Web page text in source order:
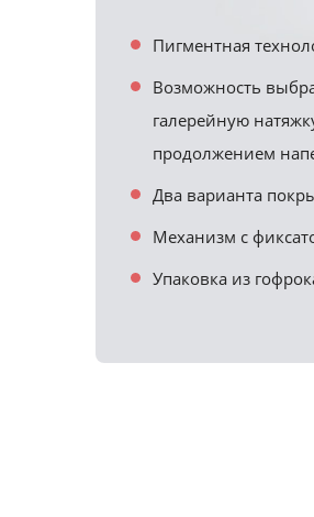
Пигментная
Возможность
галерейную
продолжением
Два варианта
Механизм с
Упаковка из